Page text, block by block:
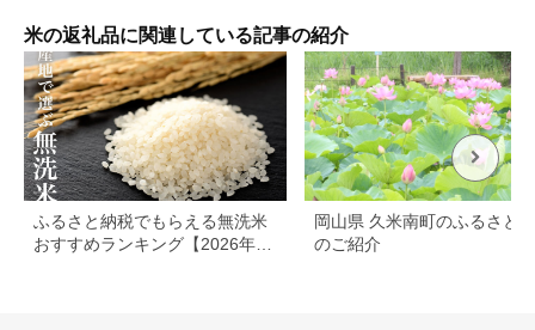
米の返礼品に関連している記事の紹介
ふるさと納税でもらえる無洗米
おすすめランキング【2026年最
岡山県 久米南町のふるさと
のご紹介